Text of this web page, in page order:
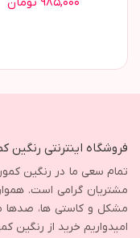
فروشگاه اینترنتی رنگین
تمام سعی ما در رنگین
مشتریان گرامی است.
مشکل و کاستی ها، صدها
امیدواریم خرید از رنگین